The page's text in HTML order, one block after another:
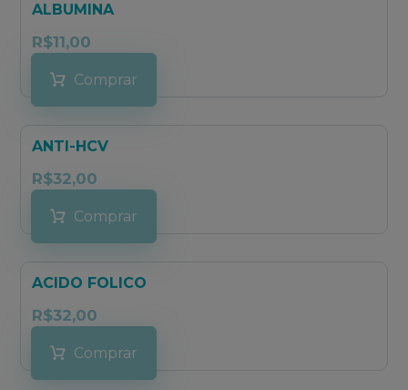
ALBUMINA
R$11,00
Comprar
ANTI-HCV
R$32,00
Comprar
ACIDO FOLICO
R$32,00
Comprar